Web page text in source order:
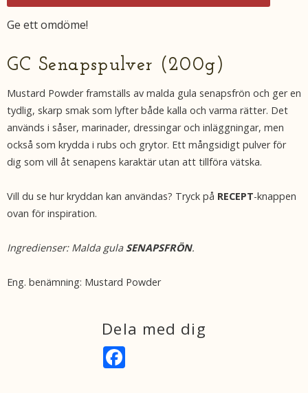
Ge ett omdöme!
GC Senapspulver (200g)
Mustard Powder framställs av malda gula senapsfrön och ger en
tydlig, skarp smak som lyfter både kalla och varma rätter. Det
används i såser, marinader, dressingar och inläggningar, men
också som krydda i rubs och grytor. Ett mångsidigt pulver för
dig som vill åt senapens karaktär utan att tillföra vätska.
Vill du se hur kryddan kan användas? Tryck på RECEPT-knappen
ovan för inspiration.
Ingredienser: Malda gula SENAPSFRÖN.
Eng. benämning: Mustard Powder
Dela med dig